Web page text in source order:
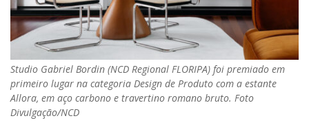
Studio Gabriel Bordin (NCD Regional FLORIPA) foi premiado em
primeiro lugar na categoria Design de Produto com a estante
Allora, em aço carbono e travertino romano bruto. Foto
Divulgação/NCD